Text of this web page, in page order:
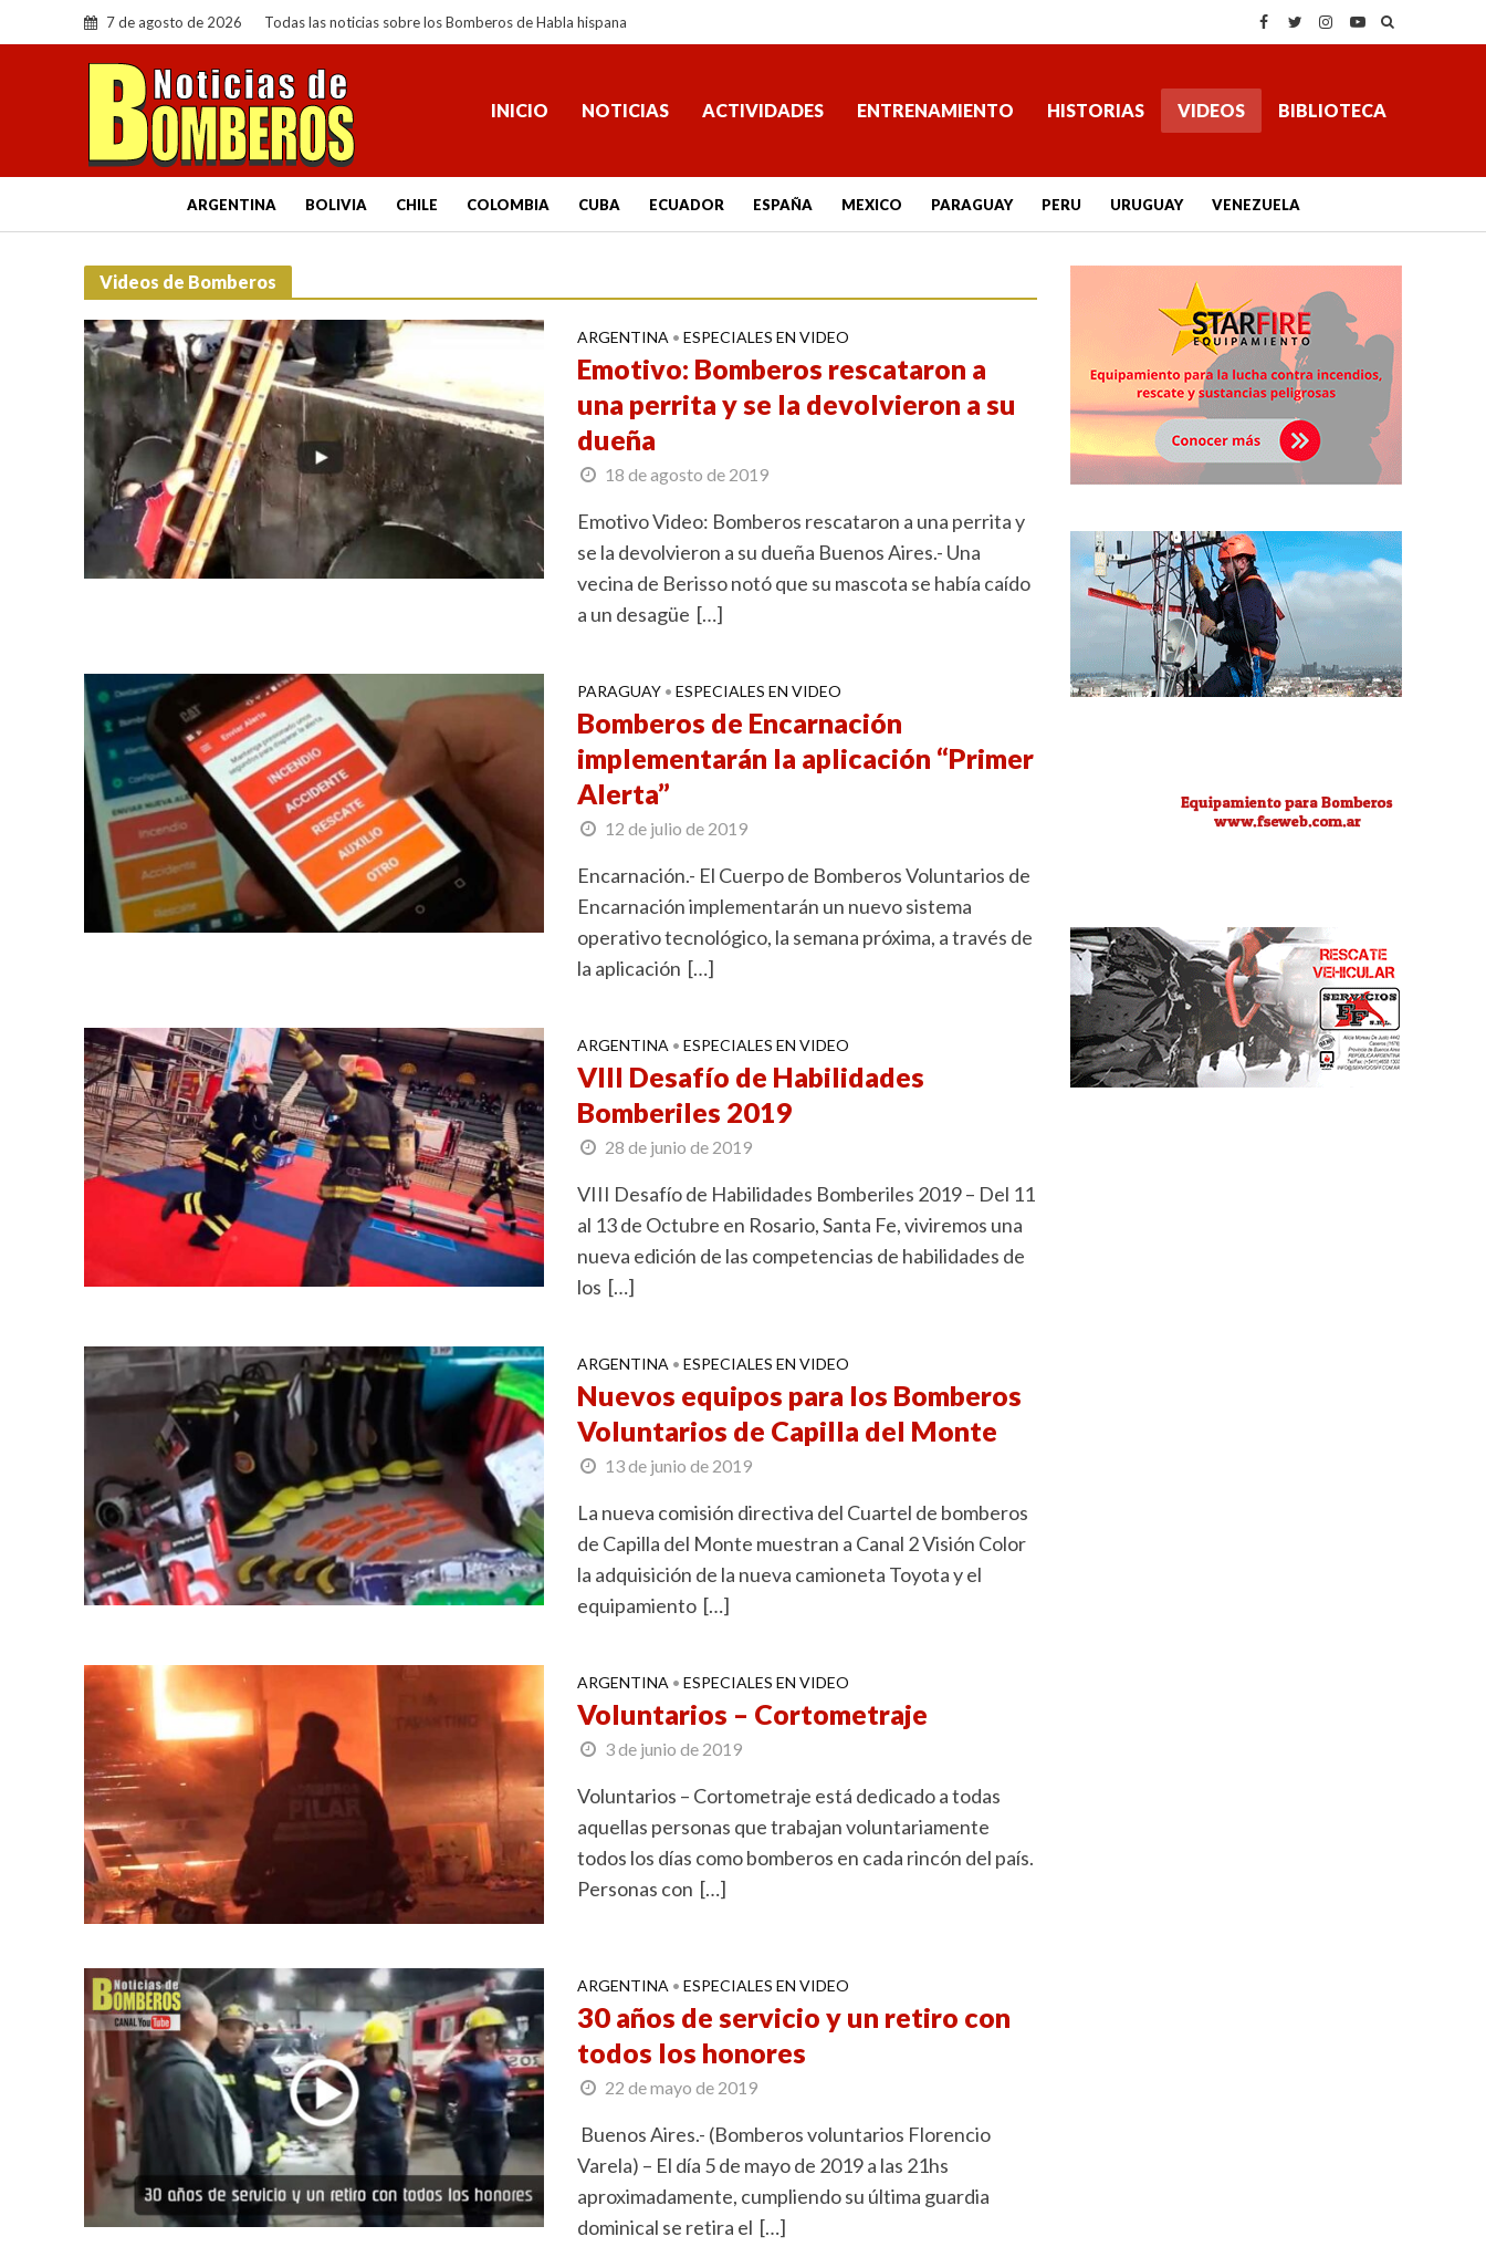
7 de agosto de 2026 Todas las noticias sobre los Bomberos de Habla hispana
INICIO NOTICIAS ACTIVIDADES ENTRENAMIENTO HISTORIAS VIDEOS BIBLIOTECA
ARGENTINA BOLIVIA CHILE COLOMBIA CUBA ECUADOR ESPAÑA MEXICO PARAGUAY PERU URUGUAY VENEZUELA
Videos de Bomberos
ARGENTINA • ESPECIALES EN VIDEO
Emotivo: Bomberos rescataron a
una perrita y se la devolvieron a su
dueña
18 de agosto de 2019
Emotivo Video: Bomberos rescataron a una perrita y
se la devolvieron a su dueña Buenos Aires.- Una
vecina de Berisso notó que su mascota se había caído
a un desagüe […]
PARAGUAY • ESPECIALES EN VIDEO
Bomberos de Encarnación
implementarán la aplicación “Primer
Alerta”
12 de julio de 2019
Encarnación.- El Cuerpo de Bomberos Voluntarios de
Encarnación implementarán un nuevo sistema
operativo tecnológico, la semana próxima, a través de
la aplicación […]
ARGENTINA • ESPECIALES EN VIDEO
VIII Desafío de Habilidades
Bomberiles 2019
28 de junio de 2019
VIII Desafío de Habilidades Bomberiles 2019 – Del 11
al 13 de Octubre en Rosario, Santa Fe, viviremos una
nueva edición de las competencias de habilidades de
los […]
ARGENTINA • ESPECIALES EN VIDEO
Nuevos equipos para los Bomberos
Voluntarios de Capilla del Monte
13 de junio de 2019
La nueva comisión directiva del Cuartel de bomberos
de Capilla del Monte muestran a Canal 2 Visión Color
la adquisición de la nueva camioneta Toyota y el
equipamiento […]
ARGENTINA • ESPECIALES EN VIDEO
Voluntarios – Cortometraje
3 de junio de 2019
Voluntarios – Cortometraje está dedicado a todas
aquellas personas que trabajan voluntariamente
todos los días como bomberos en cada rincón del país.
Personas con […]
ARGENTINA • ESPECIALES EN VIDEO
30 años de servicio y un retiro con
todos los honores
22 de mayo de 2019
Buenos Aires.- (Bomberos voluntarios Florencio
Varela) – El día 5 de mayo de 2019 a las 21hs
aproximadamente, cumpliendo su última guardia
dominical se retira el […]